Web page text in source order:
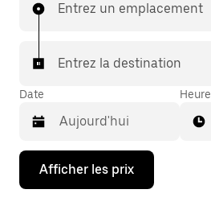
Entrez un emplacement
Entrez la destination
Date
Appuyez
la
Heure
Afficher les prix